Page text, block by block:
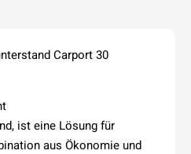
Carport 30
ist eine Lösung für
aus Ökonomie und